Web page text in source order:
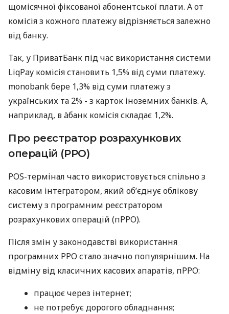
щомісячної фіксованої абонентської плати. А от
комісія з кожного платежу відрізняється залежно
від банку.
Так, у ПриватБанк під час використання системи
LiqPay комісія становить 1,5% від суми платежу.
monobank бере 1,3% від суми платежу з
українських та 2% - з карток іноземних банків. А,
наприклад, в àбанк комісія складає 1,2%.
Про реєстратор розрахункових
операцій (РРО)
POS-термінал часто використовується спільно з
касовим інтегратором, який об’єднує облікову
систему з програмним реєстратором
розрахункових операцій (пРРО).
Після змін у законодавстві використання
програмних РРО стало значно популярнішим. На
відміну від класичних касових апаратів, пРРО:
працює через інтернет;
не потребує дорогого обладнання;